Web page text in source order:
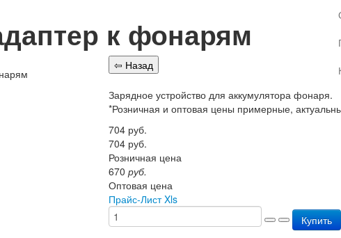
к фонарям
Зарядное устройство для аккумулятора фонаря.
*Розничная и оптовая цены примерные,
704 руб.
704 руб.
Розничная цена
670 руб.
Оптовая цена
Прайс-Лист Xls
Купить